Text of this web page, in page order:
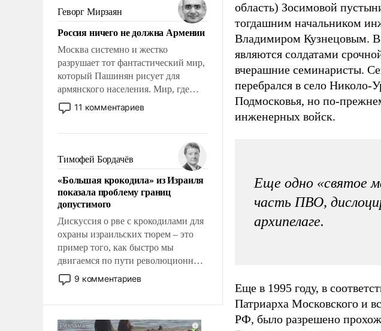
уязвимости США, например, перед
Китаем.
Геворг Мирзаян
Россия ничего не должна Армении
Москва системно и жестко
разрушает тот фантастический мир,
который Пашинян рисует для
армянского населения. Мир, где
этому населению все должны
просто по определению, где его
беспрекословно оплачиваться за
счет российских
налогоплательщиков и где за свои
поступки не нужно отвечать.
11 комментариев
Тимофей Бордачёв
«Большая крокодила» из Израиля
показала проблему границ
допустимого
Дискуссия о рве с крокодилами для
охраны израильских тюрем – это
пример того, как быстро мы
двигаемся по пути революционных
изменений. То, что несколько лет
назад было образом для
9 комментариев
область) Зосимовой
тогдашним начальником
Владимиром Кузнецовым. В
являются солдатами
вчерашние семинаристы.
перебрался в село Николо-
Подмосковья, но по-
инженерных войск.
Еще одно «святое
часть ПВО,
архипелаге.
Еще в 1995 году, в
Патриарха Московского и
РФ, было разрешено